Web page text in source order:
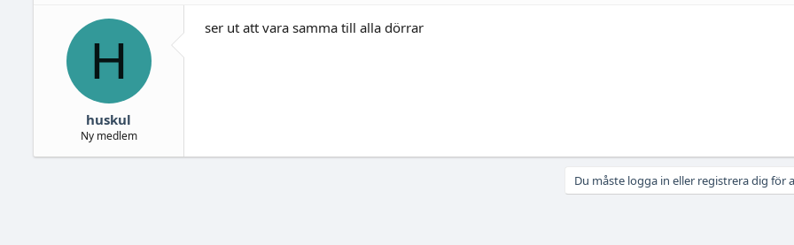
H
huskul
Ny medlem
ser ut att vara samma till alla dörrar
Du måste logga in eller registrera dig för